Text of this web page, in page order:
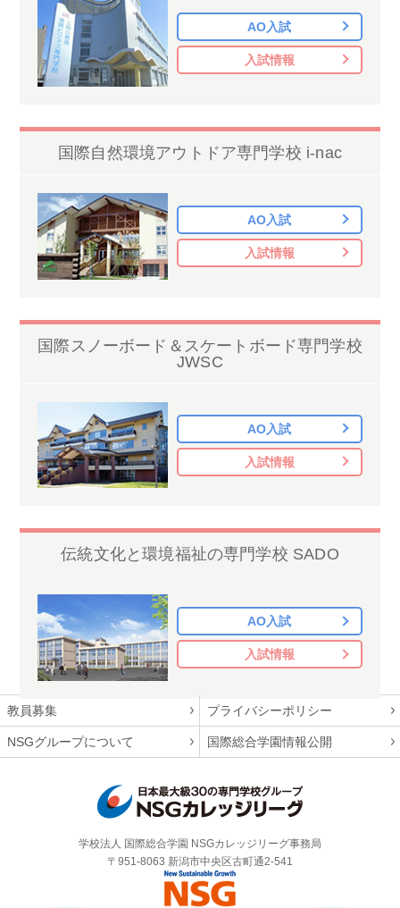
AO入試
入試情報
国際自然環境アウトドア専門学校 i-nac
AO入試
入試情報
国際スノーボード＆スケートボード専門学校
JWSC
AO入試
入試情報
伝統文化と環境福祉の専門学校 SADO
AO入試
入試情報
教員募集 プライバシーポリシー
NSGグループについて 国際総合学園情報公開
学校法人 国際総合学園 NSGカレッジリーグ事務局
〒951-8063 新潟市中央区古町通2-541